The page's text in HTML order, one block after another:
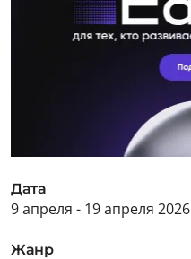
Дата
9 апреля - 19 апреля 2026
Жанр